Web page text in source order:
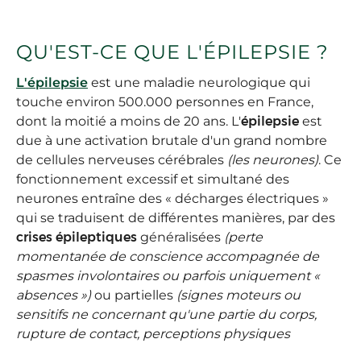
QU'EST-CE QUE L'ÉPILEPSIE ?
L'épilepsie est une maladie neurologique qui
touche environ 500.000 personnes en France,
dont la moitié a moins de 20 ans. L'épilepsie est
due à une activation brutale d'un grand nombre
de cellules nerveuses cérébrales (les neurones). Ce
fonctionnement excessif et simultané des
neurones entraîne des « décharges électriques »
qui se traduisent de différentes manières, par des
crises épileptiques généralisées (perte
momentanée de conscience accompagnée de
spasmes involontaires ou parfois uniquement «
absences »)ou partielles (signes moteurs ou
sensitifs ne concernant qu'une partie du corps,
rupture de contact, perceptions physiques